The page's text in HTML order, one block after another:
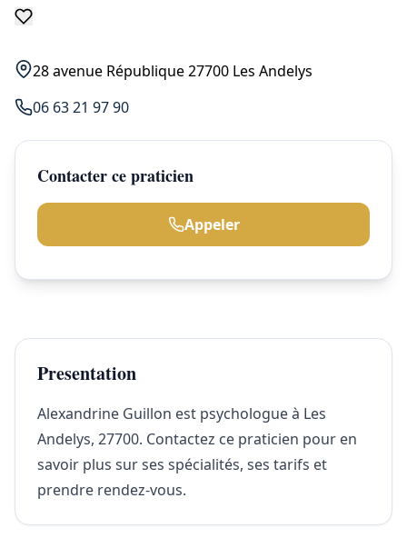
28 avenue République 27700 Les Andelys
06 63 21 97 90
Contacter ce praticien
Appeler
Presentation
Alexandrine Guillon est psychologue à Les
Andelys, 27700. Contactez ce praticien pour en
savoir plus sur ses spécialités, ses tarifs et
prendre rendez-vous.